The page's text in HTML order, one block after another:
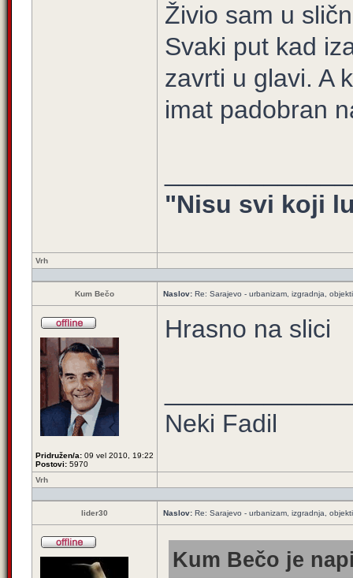
Živio sam u
Svaki put kad
zavrti u glavi. A
imat padobran
"Nisu svi koji
Vrh
Kum Bečo Naslov: Re: Sarajevo - urbanizam, izgradnja,
Pridružen/a: 09 vel 2010, 19:22
Postovi: 5970
Hrasno na slici
Neki Fadil
Vrh
lider30 Naslov: Re: Sarajevo - urbanizam, izgradnja,
Kum Bečo je